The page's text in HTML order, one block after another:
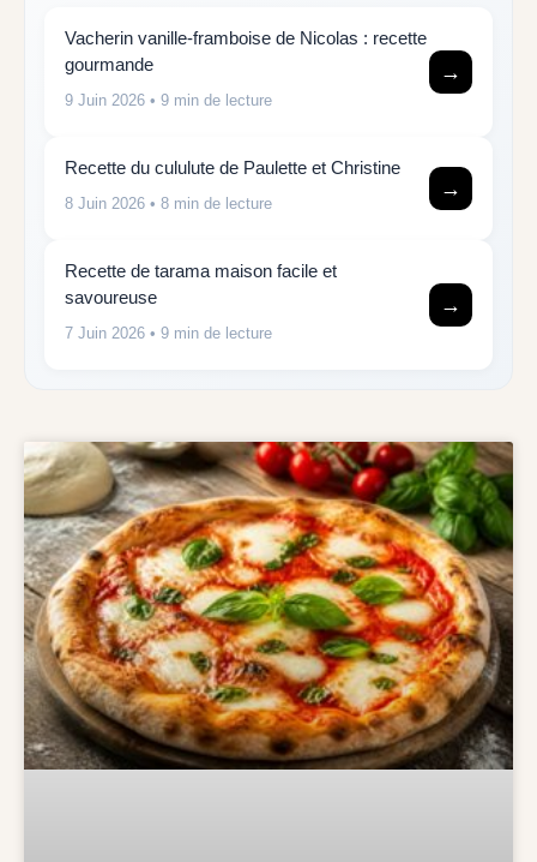
Vacherin vanille-framboise de Nicolas : recette
gourmande
9 Juin 2026 • 9 min de lecture
→
Recette du cululute de Paulette et Christine
8 Juin 2026 • 8 min de lecture
→
Recette de tarama maison facile et
savoureuse
7 Juin 2026 • 9 min de lecture
→